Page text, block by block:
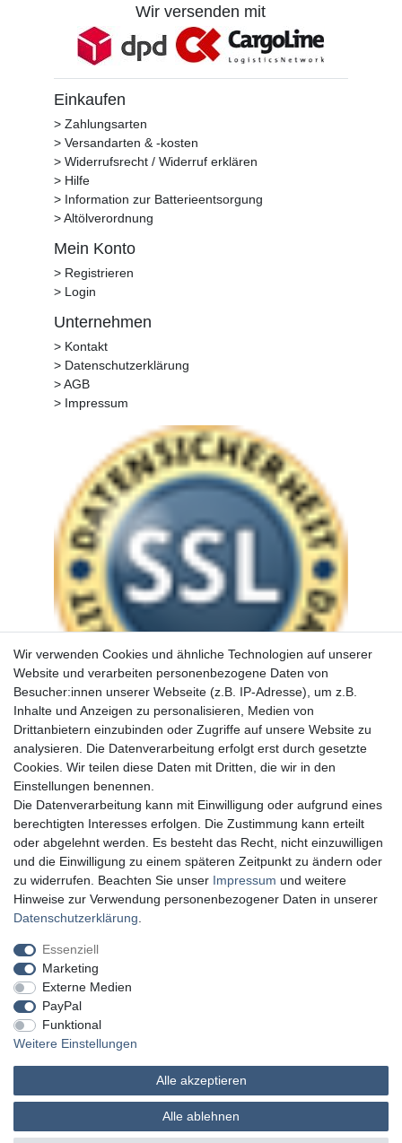
Wir versenden mit
Einkaufen
> Zahlungsarten
> Versandarten & -kosten
> Widerrufsrecht / Widerruf erklären
> Hilfe
> Information zur Batterieentsorgung
> Altölverordnung
Mein Konto
> Registrieren
> Login
Unternehmen
> Kontakt
> Datenschutzerklärung
> AGB
> Impressum
MATHES Werkzeuge und Maschinen
Wir verwenden Cookies und ähnliche Technologien auf unserer
Website und verarbeiten personenbezogene Daten von
Besucher:innen unserer Webseite (z.B. IP-Adresse), um z.B.
Inhalte und Anzeigen zu personalisieren, Medien von
Drittanbietern einzubinden oder Zugriffe auf unsere Website zu
analysieren. Die Datenverarbeitung erfolgt erst durch gesetzte
Cookies. Wir teilen diese Daten mit Dritten, die wir in den
Einstellungen benennen.
Die Datenverarbeitung kann mit Einwilligung oder aufgrund eines
berechtigten Interesses erfolgen. Die Zustimmung kann erteilt
oder abgelehnt werden. Es besteht das Recht, nicht einzuwilligen
und die Einwilligung zu einem späteren Zeitpunkt zu ändern oder
zu widerrufen. Beachten Sie unser Impressum und weitere
Hinweise zur Verwendung personenbezogener Daten in unserer
Daten­schutz­erklärung
Essenziell
Marketing
Externe Medien
PayPal
Funktional
Weitere Einstellungen
Alle akzeptieren
Alle ablehnen